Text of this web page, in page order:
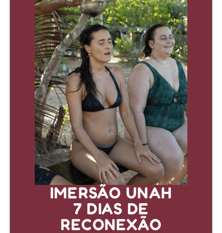
IMERSÃO UNAH
7 DIAS DE
RECONEXÃO